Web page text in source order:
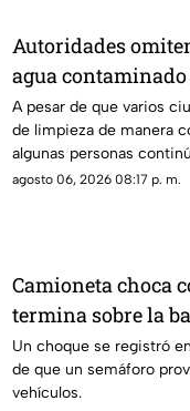
Autoridades
agua
A pesar de que varios
de limpieza de manera
algunas personas
canal de agua,
agosto 06, 2026 08:17 p. m.
Camioneta choca
termina sobre la
Un choque se registró
de que un semáforo
vehículos.